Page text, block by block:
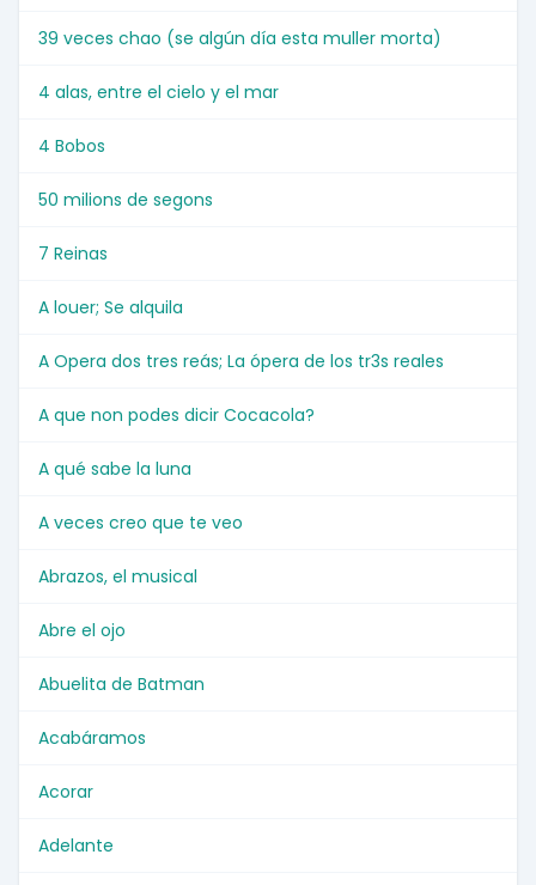
39 veces chao (se algún día esta muller morta)
4 alas, entre el cielo y el mar
4 Bobos
50 milions de segons
7 Reinas
A louer; Se alquila
A Opera dos tres reás; La ópera de los tr3s reales
A que non podes dicir Cocacola?
A qué sabe la luna
A veces creo que te veo
Abrazos, el musical
Abre el ojo
Abuelita de Batman
Acabáramos
Acorar
Adelante